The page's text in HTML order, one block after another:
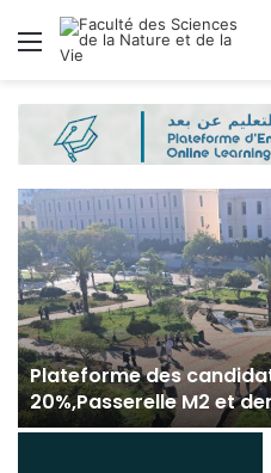
Menu
Plateforme des
20%,Passerelle M2 et
réintégration pour